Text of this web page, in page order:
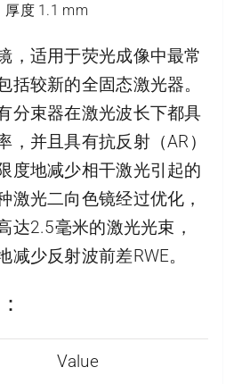
厚度 1.1 mm
，适用于荧光成像中最常
括较新的全固态激光器。
分束器在激光波长下都具
，并且具有抗反射（AR）
度地减少相干激光引起的
激光二向色镜经过优化，
达2.5毫米的激光光束，
减少反射波前差RWE。
Value